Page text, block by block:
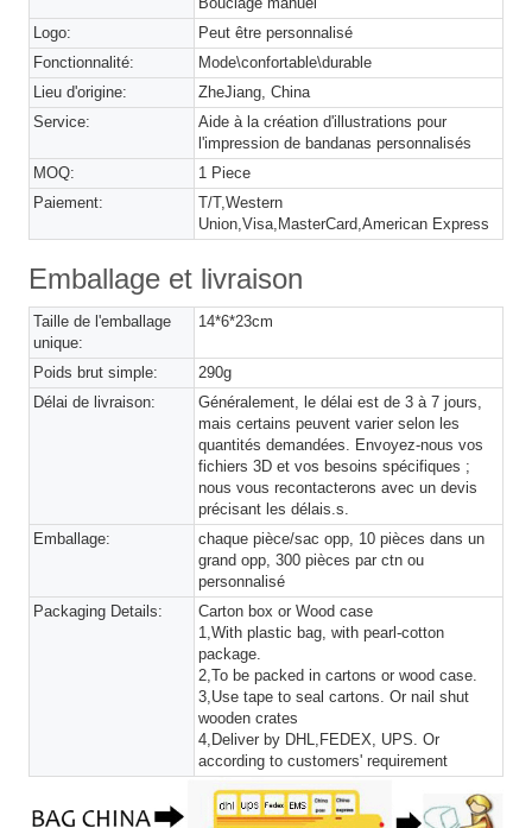
Logo:
Peut être personnalisé
Fonctionnalité:
Mode\confortable\durable
Lieu d'origine:
ZheJiang, China
Service:
Aide à la création d'illustrations pour
l'impression de bandanas personnalisés
MOQ:
1 Piece
Paiement:
T/T,Western
Union,Visa,MasterCard,American Express
Emballage et livraison
Taille de l'emballage
unique:
14*6*23cm
Poids brut simple:
290g
Délai de livraison:
Généralement, le délai est de 3 à 7 jours,
mais certains peuvent varier selon les
quantités demandées. Envoyez-nous vos
fichiers 3D et vos besoins spécifiques ;
nous vous recontacterons avec un devis
précisant les délais.s.
Emballage:
chaque pièce/sac opp, 10 pièces dans un
grand opp, 300 pièces par ctn ou
personnalisé
Packaging Details:
Carton box or Wood case
1,With plastic bag, with pearl-cotton
package.
2,To be packed in cartons or wood case.
3,Use tape to seal cartons. Or nail shut
wooden crates
4,Deliver by DHL,FEDEX, UPS. Or
according to customers' requirement